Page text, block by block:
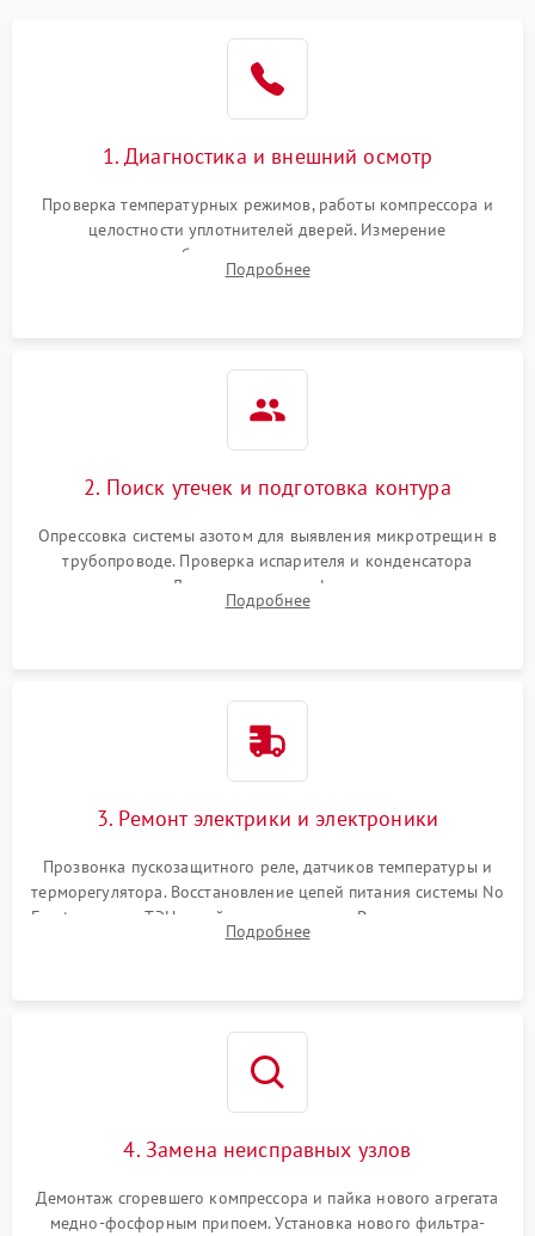
1. Диагностика и внешний осмотр
Проверка температурных режимов, работы компрессора и
целостности уплотнителей дверей. Измерение
сопротивления обмоток мотора, проверка термостата и
считывание кодов ошибок с электронного дисплея.
Подробнее
2. Поиск утечек и подготовка контура
Опрессовка системы азотом для выявления микротрещин в
трубопроводе. Проверка испарителя и конденсатора
течеискателем. Демонтаж старого фильтра-осушителя и
продувка капиллярной трубки для устранения засоров.
Подробнее
3. Ремонт электрики и электроники
Прозвонка пускозащитного реле, датчиков температуры и
терморегулятора. Восстановление цепей питания системы No
Frost, включая ТЭН оттайки и вентилятор. Ремонт или замена
платы управления при сбоях алгоритмов.
Подробнее
4. Замена неисправных узлов
Демонтаж сгоревшего компрессора и пайка нового агрегата
медно-фосфорным припоем. Установка нового фильтра-